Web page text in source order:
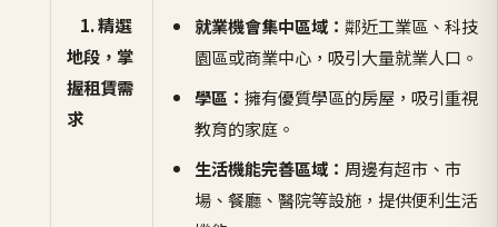
1. 精選
地段，掌
握租賃需
求
就業機會集中區域： 鄰近工業區、科技
園區或商業中心，吸引大量就業人口。
學區： 擁有優質學區的房屋，吸引重視
教育的家庭。
生活機能完善區域： 周邊有超市、市
場、餐廳、醫院等設施，提供便利生活